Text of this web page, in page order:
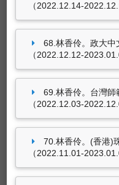
（2022.12.14-
68.林香伶。政大中
（2022.12.12-
69.林香伶。台灣師
（2022.12.03-
70.林香伶。(香港)
（2022.11.01-